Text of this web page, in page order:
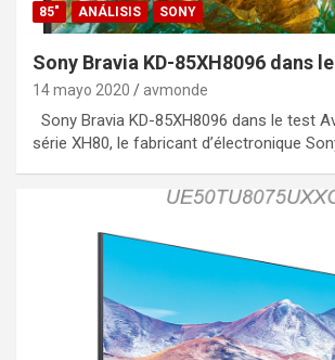
85" ANÁLISIS SONY
Sony Bravia KD-85XH8096 dans
14 mayo 2020 avmonde
Sony Bravia KD-85XH8096 dans le test
série XH80, le fabricant d’électronique